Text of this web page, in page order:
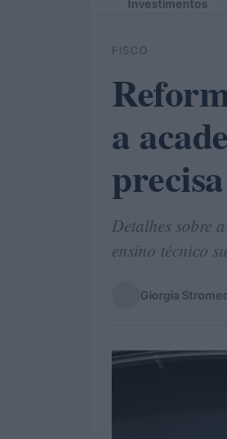
Investimentos
FISCO
a
Detalhes sobre
ensino técnico
Giorgia